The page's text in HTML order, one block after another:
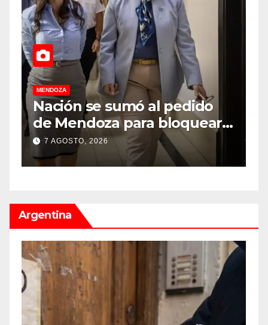
MENDOZA
Nación se sumó al pedido
de Mendoza para bloquear
los celulares en las cárceles
de la provincia
7 AGOSTO, 2026
Argentina